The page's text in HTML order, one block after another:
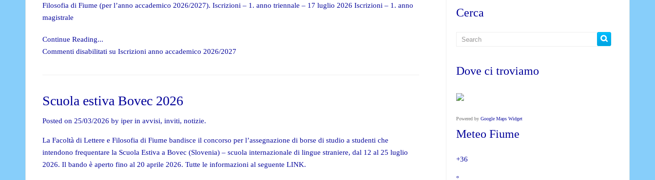
Filosofia di Fiume (per l’anno accademico 2026/2027). Iscrizioni – 1. anno triennale – 17 luglio 2026 Iscrizioni – 1. anno
magistrale
Continue Reading...
Commenti disabilitati su Iscrizioni anno accademico 2026/2027
Scuola estiva Bovec 2026
Posted on 25/03/2026 by iper in avvisi, inviti, notizie.
La Facoltà di Lettere e Filosofia di Fiume bandisce il concorso per l’assegnazione di borse di studio a studenti che
intendono frequentare la Scuola Estiva a Bovec (Slovenia) – scuola internazionale di lingue straniere, dal 12 al 25 luglio
2026. Il bando è aperto fino al 20 aprile 2026. Tutte le informazioni al seguente LINK.
Cerca
Dove ci troviamo
Powered by Google Maps Widget
Meteo Fiume
+36